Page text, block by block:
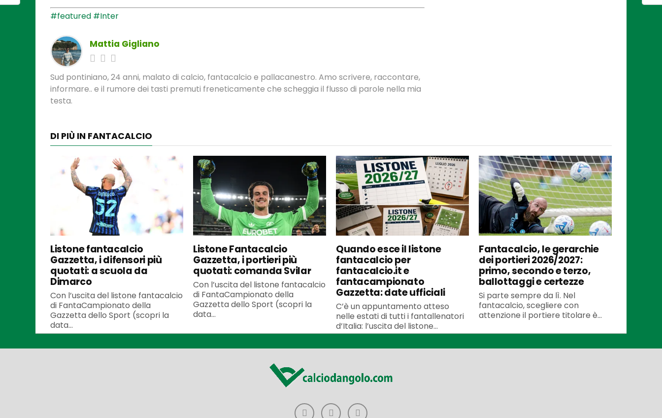
#featured #Inter
Mattia Gigliano
Sud pontiniano, 24 anni, malato di calcio, fantacalcio e pallacanestro. Amo scrivere, raccontare,
informare.. e il rumore dei tasti premuti freneticamente che scheggia il flusso di parole nella mia
testa.
DI PIÙ IN FANTACALCIO
Listone fantacalcio
Gazzetta, i difensori più
quotati: a scuola da
Dimarco
Con l’uscita del listone fantacalcio
di FantaCampionato della
Gazzetta dello Sport (scopri la
data...
Listone Fantacalcio
Gazzetta, i portieri più
quotati: comanda Svilar
Con l’uscita del listone fantacalcio
di FantaCampionato della
Gazzetta dello Sport (scopri la
data...
Quando esce il listone
fantacalcio per
fantacalcio.it e
fantacampionato
Gazzetta: date ufficiali
C’è un appuntamento atteso
nelle estati di tutti i fantallenatori
d’Italia: l’uscita del listone...
Fantacalcio, le gerarchie
dei portieri 2026/2027:
primo, secondo e terzo,
ballottaggi e certezze
Si parte sempre da lì. Nel
fantacalcio, scegliere con
attenzione il portiere titolare è...